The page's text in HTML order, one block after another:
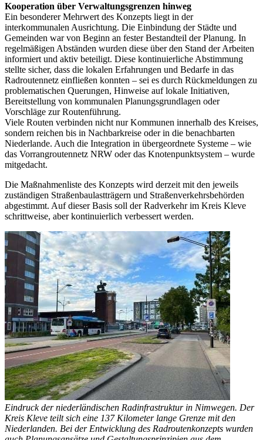
Kooperation über Verwaltungsgrenzen hinweg
Ein besonderer Mehrwert des Konzepts liegt in der
interkommunalen Ausrichtung. Die Einbindung der Städte und
Gemeinden war von Beginn an fester Bestandteil der Planung. In
regelmäßigen Abständen wurden diese über den Stand der Arbeiten
informiert und aktiv beteiligt. Diese kontinuierliche Abstimmung
stellte sicher, dass die lokalen Erfahrungen und Bedarfe in das
Radroutennetz einfließen konnten – sei es durch Rückmeldungen zu
problematischen Querungen, Hinweise auf lokale Initiativen,
Bereitstellung von kommunalen Planungsgrundlagen oder
Vorschläge zur Routenführung.
Viele Routen verbinden nicht nur Kommunen innerhalb des Kreises,
sondern reichen bis in Nachbarkreise oder in die benachbarten
Niederlande. Auch die Integration in übergeordnete Systeme – wie
das Vorrangroutennetz NRW oder das Knotenpunktsystem – wurde
mitgedacht.
Die Maßnahmenliste des Konzepts wird derzeit mit den jeweils
zuständigen Straßenbaulastträgern und Straßenverkehrsbehörden
abgestimmt. Auf dieser Basis soll der Radverkehr im Kreis Kleve
schrittweise, aber kontinuierlich verbessert werden.
Eindruck der niederländischen Radinfrastruktur in Nimwegen. Der
Kreis Kleve teilt sich eine 137 Kilometer lange Grenze mit den
Niederlanden. Bei der Entwicklung des Radroutenkonzepts wurden